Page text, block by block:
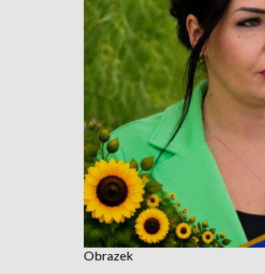
Obrazek